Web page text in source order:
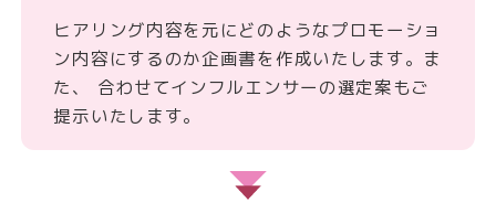
ヒアリング内容を元にどのようなプロモーショ
ン内容にするのか企画書を作成いたします。ま
た、 合わせてインフルエンサーの選定案もご
提示いたします。